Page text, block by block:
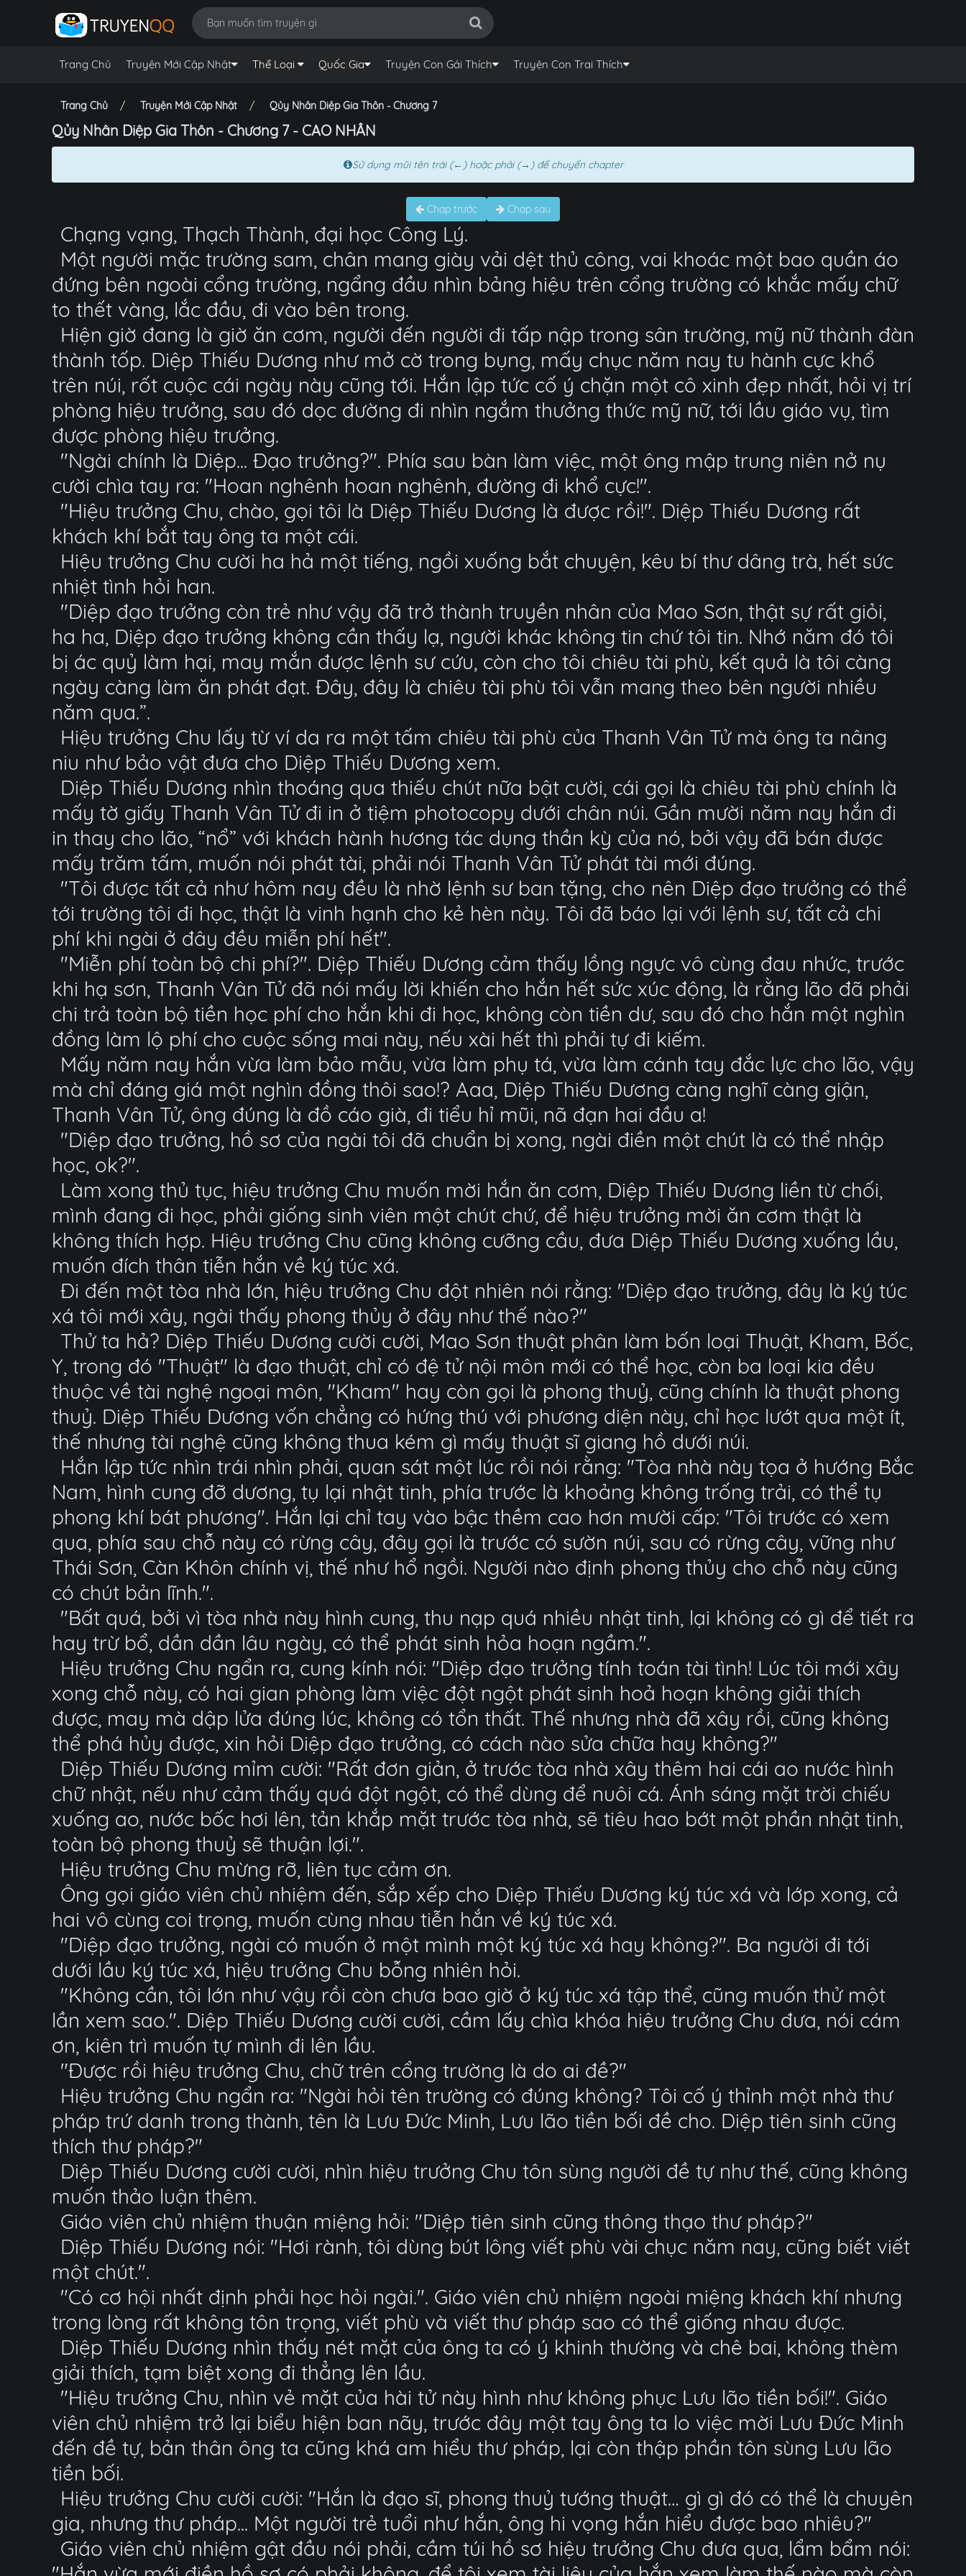
Trang Chủ Truyện Mới Cập Nhật Thể Loại Quốc Gia Truyện Con Gái Thích Truyện Con Trai Thích
Trang Chủ Truyện Mới Cập Nhật Qủy Nhân Diệp Gia Thôn - Chương 7
Qủy Nhân Diệp Gia Thôn - Chương 7 - CAO NHÂN
Sử dụng mũi tên trái (←) hoặc phải (→) để chuyển chapter
Chap trước Chap sau
Chạng vạng, Thạch Thành, đại học Công Lý.
Một người mặc trường sam, chân mang giày vải dệt thủ công, vai khoác một bao quần áo
đứng bên ngoài cổng trường, ngẩng đầu nhìn bảng hiệu trên cổng trường có khắc mấy chữ
to thết vàng, lắc đầu, đi vào bên trong.
Hiện giờ đang là giờ ăn cơm, người đến người đi tấp nập trong sân trường, mỹ nữ thành đàn
thành tốp. Diệp Thiếu Dương như mở cờ trong bụng, mấy chục năm nay tu hành cực khổ
trên núi, rốt cuộc cái ngày này cũng tới. Hắn lập tức cố ý chặn một cô xinh đẹp nhất, hỏi vị trí
phòng hiệu trưởng, sau đó dọc đường đi nhìn ngắm thưởng thức mỹ nữ, tới lầu giáo vụ, tìm
được phòng hiệu trưởng.
"Ngài chính là Diệp... Đạo trưởng?". Phía sau bàn làm việc, một ông mập trung niên nở nụ
cười chìa tay ra: "Hoan nghênh hoan nghênh, đường đi khổ cực!".
"Hiệu trưởng Chu, chào, gọi tôi là Diệp Thiếu Dương là được rồi!". Diệp Thiếu Dương rất
khách khí bắt tay ông ta một cái.
Hiệu trưởng Chu cười ha hả một tiếng, ngồi xuống bắt chuyện, kêu bí thư dâng trà, hết sức
nhiệt tình hỏi han.
"Diệp đạo trưởng còn trẻ như vậy đã trở thành truyền nhân của Mao Sơn, thật sự rất giỏi,
ha ha, Diệp đạo trưởng không cần thấy lạ, người khác không tin chứ tôi tin. Nhớ năm đó tôi
bị ác quỷ làm hại, may mắn được lệnh sư cứu, còn cho tôi chiêu tài phù, kết quả là tôi càng
ngày càng làm ăn phát đạt. Đây, đây là chiêu tài phù tôi vẫn mang theo bên người nhiều
năm qua.”.
Hiệu trưởng Chu lấy từ ví da ra một tấm chiêu tài phù của Thanh Vân Tử mà ông ta nâng
niu như bảo vật đưa cho Diệp Thiếu Dương xem.
Diệp Thiếu Dương nhìn thoáng qua thiếu chút nữa bật cười, cái gọi là chiêu tài phù chính là
mấy tờ giấy Thanh Vân Tử đi in ở tiệm photocopy dưới chân núi. Gần mười năm nay hắn đi
in thay cho lão, “nổ” với khách hành hương tác dụng thần kỳ của nó, bởi vậy đã bán được
mấy trăm tấm, muốn nói phát tài, phải nói Thanh Vân Tử phát tài mới đúng.
"Tôi được tất cả như hôm nay đều là nhờ lệnh sư ban tặng, cho nên Diệp đạo trưởng có thể
tới trường tôi đi học, thật là vinh hạnh cho kẻ hèn này. Tôi đã báo lại với lệnh sư, tất cả chi
phí khi ngài ở đây đều miễn phí hết".
"Miễn phí toàn bộ chi phí?". Diệp Thiếu Dương cảm thấy lồng ngực vô cùng đau nhức, trước
khi hạ sơn, Thanh Vân Tử đã nói mấy lời khiến cho hắn hết sức xúc động, là rằng lão đã phải
chi trả toàn bộ tiền học phí cho hắn khi đi học, không còn tiền dư, sau đó cho hắn một nghìn
đồng làm lộ phí cho cuộc sống mai này, nếu xài hết thì phải tự đi kiếm.
Mấy năm nay hắn vừa làm bảo mẫu, vừa làm phụ tá, vừa làm cánh tay đắc lực cho lão, vậy
mà chỉ đáng giá một nghìn đồng thôi sao!? Aaa, Diệp Thiếu Dương càng nghĩ càng giận,
Thanh Vân Tử, ông đúng là đồ cáo già, đi tiểu hỉ mũi, nã đạn hai đầu a!
"Diệp đạo trưởng, hồ sơ của ngài tôi đã chuẩn bị xong, ngài điền một chút là có thể nhập
học, ok?".
Làm xong thủ tục, hiệu trưởng Chu muốn mời hắn ăn cơm, Diệp Thiếu Dương liền từ chối,
mình đang đi học, phải giống sinh viên một chút chứ, để hiệu trưởng mời ăn cơm thật là
không thích hợp. Hiệu trưởng Chu cũng không cưỡng cầu, đưa Diệp Thiếu Dương xuống lầu,
muốn đích thân tiễn hắn về ký túc xá.
Đi đến một tòa nhà lớn, hiệu trưởng Chu đột nhiên nói rằng: "Diệp đạo trưởng, đây là ký túc
xá tôi mới xây, ngài thấy phong thủy ở đây như thế nào?"
Thử ta hả? Diệp Thiếu Dương cười cười, Mao Sơn thuật phân làm bốn loại Thuật, Kham, Bốc,
Y, trong đó "Thuật" là đạo thuật, chỉ có đệ tử nội môn mới có thể học, còn ba loại kia đều
thuộc về tài nghệ ngoại môn, "Kham" hay còn gọi là phong thuỷ, cũng chính là thuật phong
thuỷ. Diệp Thiếu Dương vốn chẳng có hứng thú với phương diện này, chỉ học lướt qua một ít,
thế nhưng tài nghệ cũng không thua kém gì mấy thuật sĩ giang hồ dưới núi.
Hắn lập tức nhìn trái nhìn phải, quan sát một lúc rồi nói rằng: "Tòa nhà này tọa ở hướng Bắc
Nam, hình cung đỡ dương, tụ lại nhật tinh, phía trước là khoảng không trống trải, có thể tụ
phong khí bát phương". Hắn lại chỉ tay vào bậc thềm cao hơn mười cấp: "Tôi trước có xem
qua, phía sau chỗ này có rừng cây, đây gọi là trước có sườn núi, sau có rừng cây, vững như
Thái Sơn, Càn Khôn chính vị, thế như hổ ngồi. Người nào định phong thủy cho chỗ này cũng
có chút bản lĩnh.".
"Bất quá, bởi vì tòa nhà này hình cung, thu nạp quá nhiều nhật tinh, lại không có gì để tiết ra
hay trừ bổ, dần dần lâu ngày, có thể phát sinh hỏa hoạn ngầm.".
Hiệu trưởng Chu ngẩn ra, cung kính nói: "Diệp đạo trưởng tính toán tài tình! Lúc tôi mới xây
xong chỗ này, có hai gian phòng làm việc đột ngột phát sinh hoả hoạn không giải thích
được, may mà dập lửa đúng lúc, không có tổn thất. Thế nhưng nhà đã xây rồi, cũng không
thể phá hủy được, xin hỏi Diệp đạo trưởng, có cách nào sửa chữa hay không?"
Diệp Thiếu Dương mỉm cười: "Rất đơn giản, ở trước tòa nhà xây thêm hai cái ao nước hình
chữ nhật, nếu như cảm thấy quá đột ngột, có thể dùng để nuôi cá. Ánh sáng mặt trời chiếu
xuống ao, nước bốc hơi lên, tản khắp mặt trước tòa nhà, sẽ tiêu hao bớt một phần nhật tinh,
toàn bộ phong thuỷ sẽ thuận lợi.".
Hiệu trưởng Chu mừng rỡ, liên tục cảm ơn.
Ông gọi giáo viên chủ nhiệm đến, sắp xếp cho Diệp Thiếu Dương ký túc xá và lớp xong, cả
hai vô cùng coi trọng, muốn cùng nhau tiễn hắn về ký túc xá.
"Diệp đạo trưởng, ngài có muốn ở một mình một ký túc xá hay không?". Ba người đi tới
dưới lầu ký túc xá, hiệu trưởng Chu bỗng nhiên hỏi.
"Không cần, tôi lớn như vậy rồi còn chưa bao giờ ở ký túc xá tập thể, cũng muốn thử một
lần xem sao.". Diệp Thiếu Dương cười cười, cầm lấy chìa khóa hiệu trưởng Chu đưa, nói cám
ơn, kiên trì muốn tự mình đi lên lầu.
"Được rồi hiệu trưởng Chu, chữ trên cổng trường là do ai đề?"
Hiệu trưởng Chu ngẩn ra: "Ngài hỏi tên trường có đúng không? Tôi cố ý thỉnh một nhà thư
pháp trứ danh trong thành, tên là Lưu Đức Minh, Lưu lão tiền bối đề cho. Diệp tiên sinh cũng
thích thư pháp?"
Diệp Thiếu Dương cười cười, nhìn hiệu trưởng Chu tôn sùng người đề tự như thế, cũng không
muốn thảo luận thêm.
Giáo viên chủ nhiệm thuận miệng hỏi: "Diệp tiên sinh cũng thông thạo thư pháp?"
Diệp Thiếu Dương nói: "Hơi rành, tôi dùng bút lông viết phù vài chục năm nay, cũng biết viết
một chút.".
"Có cơ hội nhất định phải học hỏi ngài.". Giáo viên chủ nhiệm ngoài miệng khách khí nhưng
trong lòng rất không tôn trọng, viết phù và viết thư pháp sao có thể giống nhau được.
Diệp Thiếu Dương nhìn thấy nét mặt của ông ta có ý khinh thường và chê bai, không thèm
giải thích, tạm biệt xong đi thẳng lên lầu.
"Hiệu trưởng Chu, nhìn vẻ mặt của hài tử này hình như không phục Lưu lão tiền bối!". Giáo
viên chủ nhiệm trở lại biểu hiện ban nãy, trước đây một tay ông ta lo việc mời Lưu Đức Minh
đến đề tự, bản thân ông ta cũng khá am hiểu thư pháp, lại còn thập phần tôn sùng Lưu lão
tiền bối.
Hiệu trưởng Chu cười cười: "Hắn là đạo sĩ, phong thuỷ tướng thuật… gì gì đó có thể là chuyên
gia, nhưng thư pháp... Một người trẻ tuổi như hắn, ông hi vọng hắn hiểu được bao nhiêu?"
Giáo viên chủ nhiệm gật đầu nói phải, cầm túi hồ sơ hiệu trưởng Chu đưa qua, lẩm bẩm nói: